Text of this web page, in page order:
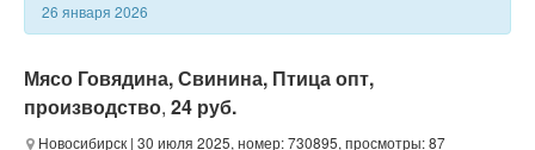
26 января 2026
Мясо Говядина, Свинина, Птица опт,
производство, 24 руб.
Новосибирск | 30 июля 2025, номер: 730895, просмотры: 87